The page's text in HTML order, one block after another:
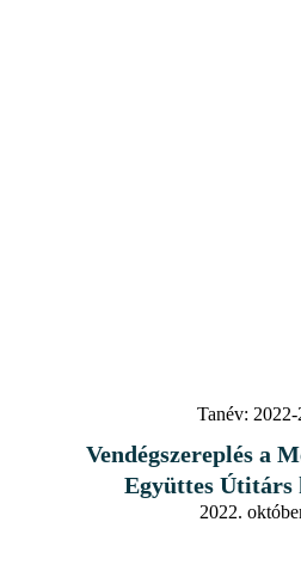
Tanév:
Vendégszereplés a
Együttes Útitárs
2022.